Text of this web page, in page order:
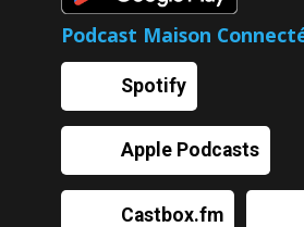
Podcast Maison
Spotify
Apple Podcasts
Castbox.fm